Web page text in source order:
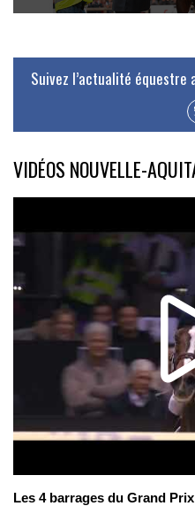
Suivez l’actualité équestre
VIDÉOS NOUVELLE-
Les 4 barrages du Grand